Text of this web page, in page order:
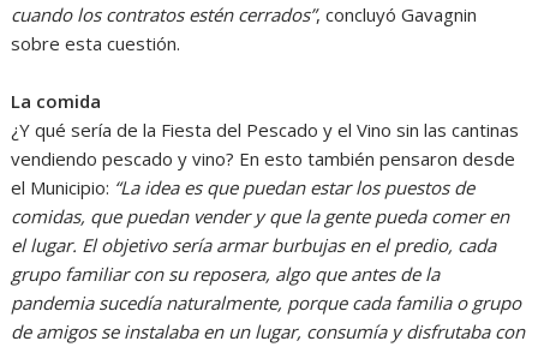
cuando los contratos estén cerrados”, concluyó Gavagnin
sobre esta cuestión.
La comida
¿Y qué sería de la Fiesta del Pescado y el Vino sin las cantinas
vendiendo pescado y vino? En esto también pensaron desde
el Municipio: “La idea es que puedan estar los puestos de
comidas, que puedan vender y que la gente pueda comer en
el lugar. El objetivo sería armar burbujas en el predio, cada
grupo familiar con su reposera, algo que antes de la
pandemia sucedía naturalmente, porque cada familia o grupo
de amigos se instalaba en un lugar, consumía y disfrutaba con